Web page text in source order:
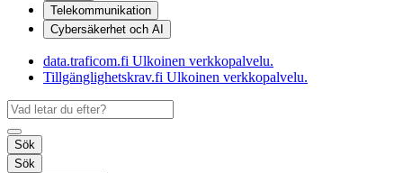
Telekommunikation
Cybersäkerhet och AI
data.traficom.fi Ulkoinen verkkopalvelu.
Tillgänglighetskrav.fi Ulkoinen verkkopalvelu.
Sök
Sök